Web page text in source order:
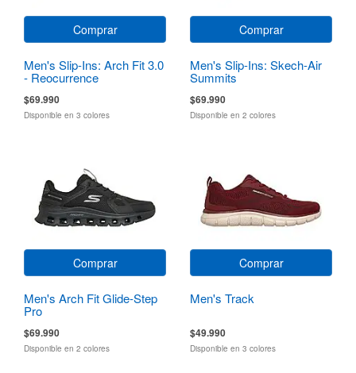
Comprar
Men's Slip-Ins: Arch Fit 3.0
- Reocurrence
$69.990
Disponible en 3 colores
Comprar
Men's Slip-Ins: Skech-Air
Summits
$69.990
Disponible en 2 colores
Comprar
Men's Arch Fit Glide-Step
Pro
$69.990
Disponible en 2 colores
Comprar
Men's Track
$49.990
Disponible en 3 colores